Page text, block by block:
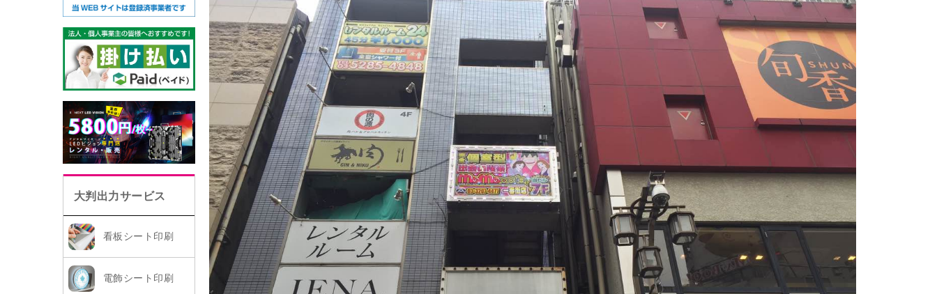
大判出力サービス
看板シート印刷
電飾シート印刷